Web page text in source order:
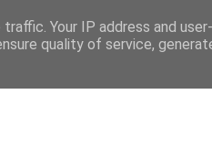
Your IP address and
quality of service,